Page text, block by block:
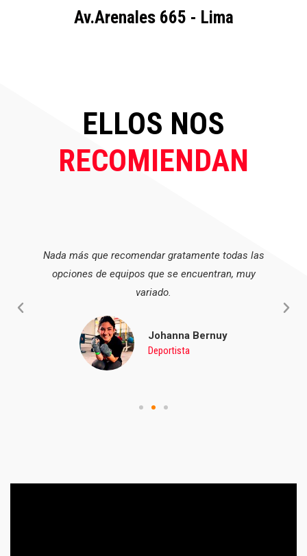
Av.Arenales 665 - Lima
ELLOS NOS
RECOMIENDAN
Nada más que recomendar gratamente todas las
opciones de equipos que se encuentran, muy
variado.
Johanna Bernuy
Deportista
Anterior